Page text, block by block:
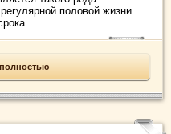
половой жизни
...